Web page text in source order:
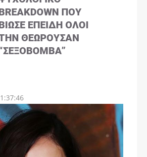
ΠΟΥ
ΕΠΕΙΔΉ ΌΛΟΙ
ΘΕΩΡΟΎΣΑΝ